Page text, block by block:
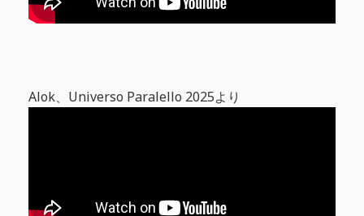
Alok、Universo Paralello 2025より